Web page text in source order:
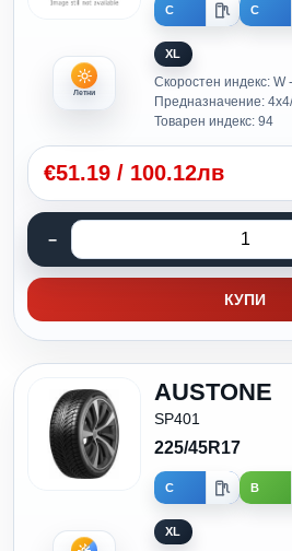
Летни
C C
XL
Скоростен индекс: W
Предназначение:
Товарен индекс: 94
€51.19 / 100.12лв
КУПИ
AUSTONE
SP401
225/45R17
C B
XL